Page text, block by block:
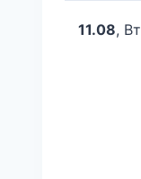
11.08, Вт